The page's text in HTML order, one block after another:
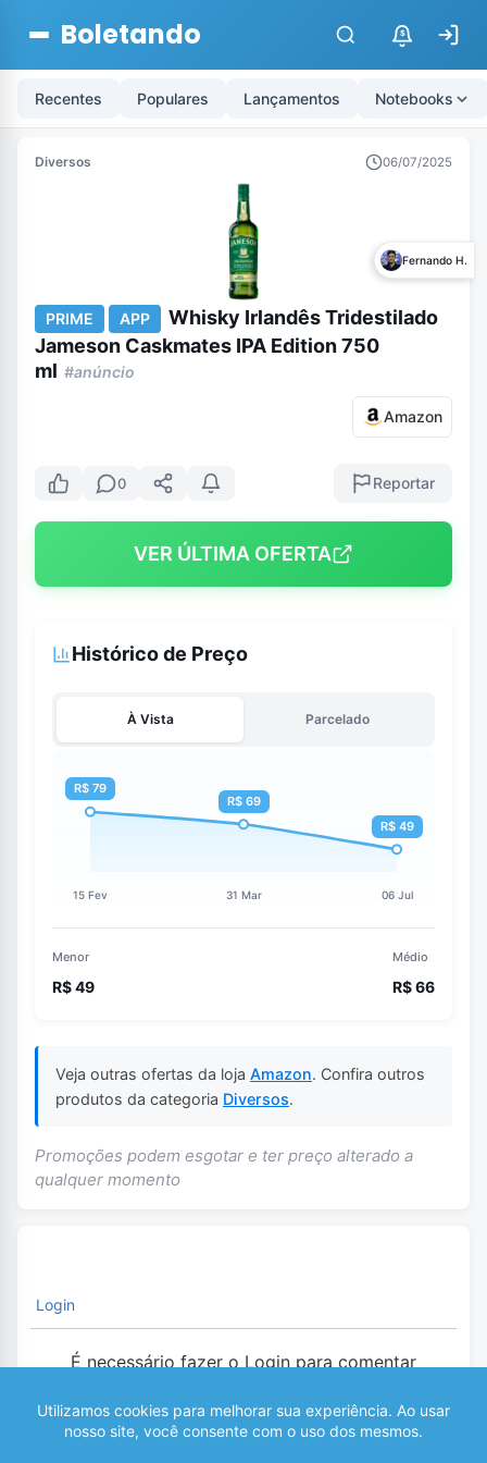
Boletando $
Recentes Populares Lançamentos Notebooks
Diversos 06/07/2025
Fernando H.
PRIME APP
Whisky Irlandês Tridestilado
Jameson Caskmates IPA Edition 750
ml #anúncio
Amazon
0 Reportar
VER ÚLTIMA OFERTA
Histórico de Preço
À Vista Parcelado
Menor
R$ 49
Médio
R$ 66
Veja outras ofertas da loja Amazon. Confira outros
produtos da categoria Diversos.
Promoções podem esgotar e ter preço alterado a
qualquer momento
Login
É necessário fazer o Login para comentar
0 COMENTÁRIOS